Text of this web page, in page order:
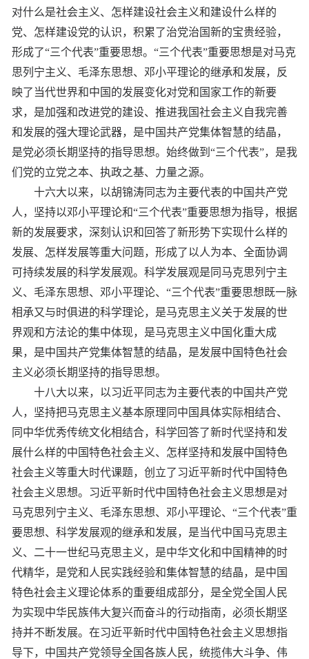
对什么是社会主义、怎样建设社会主义和建设什么样的
党、怎样建设党的认识，积累了治党治国新的宝贵经验，
形成了“三个代表”重要思想。“三个代表”重要思想是对马克
思列宁主义、毛泽东思想、邓小平理论的继承和发展，反
映了当代世界和中国的发展变化对党和国家工作的新要
求，是加强和改进党的建设、推进我国社会主义自我完善
和发展的强大理论武器，是中国共产党集体智慧的结晶，
是党必须长期坚持的指导思想。始终做到“三个代表”，是我
们党的立党之本、执政之基、力量之源。
十六大以来，以胡锦涛同志为主要代表的中国共产党
人，坚持以邓小平理论和“三个代表”重要思想为指导，根据
新的发展要求，深刻认识和回答了新形势下实现什么样的
发展、怎样发展等重大问题，形成了以人为本、全面协调
可持续发展的科学发展观。科学发展观是同马克思列宁主
义、毛泽东思想、邓小平理论、“三个代表”重要思想既一脉
相承又与时俱进的科学理论，是马克思主义关于发展的世
界观和方法论的集中体现，是马克思主义中国化重大成
果，是中国共产党集体智慧的结晶，是发展中国特色社会
主义必须长期坚持的指导思想。
十八大以来，以习近平同志为主要代表的中国共产党
人，坚持把马克思主义基本原理同中国具体实际相结合、
同中华优秀传统文化相结合，科学回答了新时代坚持和发
展什么样的中国特色社会主义、怎样坚持和发展中国特色
社会主义等重大时代课题，创立了习近平新时代中国特色
社会主义思想。习近平新时代中国特色社会主义思想是对
马克思列宁主义、毛泽东思想、邓小平理论、“三个代表”重
要思想、科学发展观的继承和发展，是当代中国马克思主
义、二十一世纪马克思主义，是中华文化和中国精神的时
代精华，是党和人民实践经验和集体智慧的结晶，是中国
特色社会主义理论体系的重要组成部分，是全党全国人民
为实现中华民族伟大复兴而奋斗的行动指南，必须长期坚
持并不断发展。在习近平新时代中国特色社会主义思想指
导下，中国共产党领导全国各族人民，统揽伟大斗争、伟